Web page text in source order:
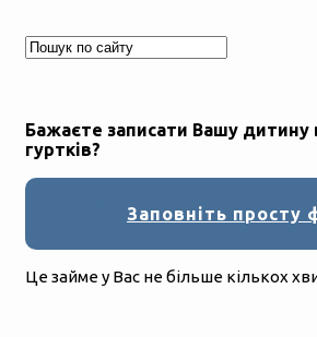
Бажаєте записати Вашу дитину
гуртків?
Заповніть просту
Це займе у Вас не більше кількох